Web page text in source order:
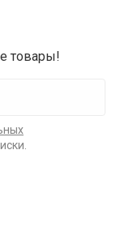
товары!